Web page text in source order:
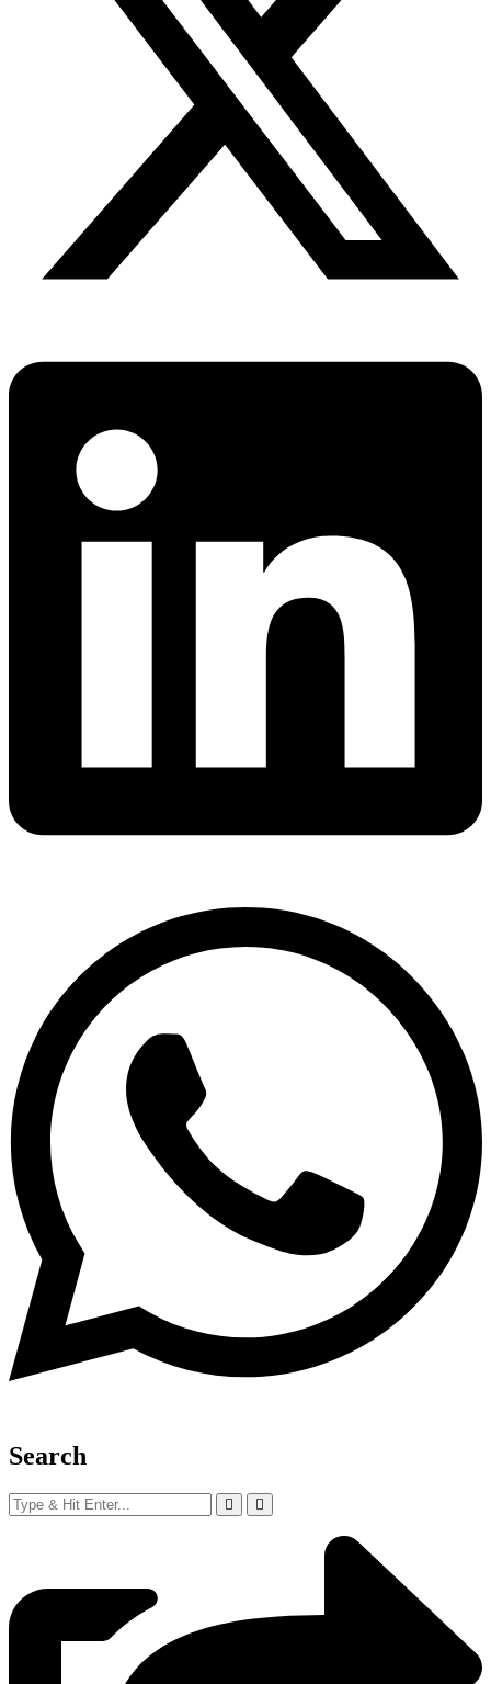
Search